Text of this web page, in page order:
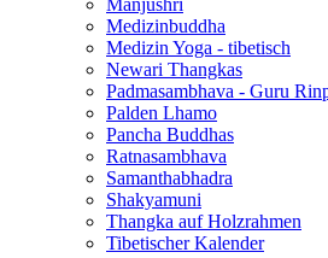
Manjushri
Medizinbuddha
Medizin Yoga - tibetisch
Newari Thangkas
Padmasambhava - Guru
Palden Lhamo
Pancha Buddhas
Ratnasambhava
Samanthabhadra
Shakyamuni
Thangka auf Holzrahmen
Tibetischer Kalender